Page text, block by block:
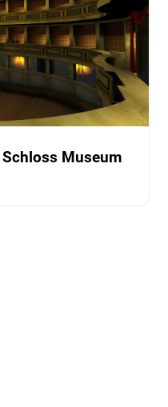
Museum